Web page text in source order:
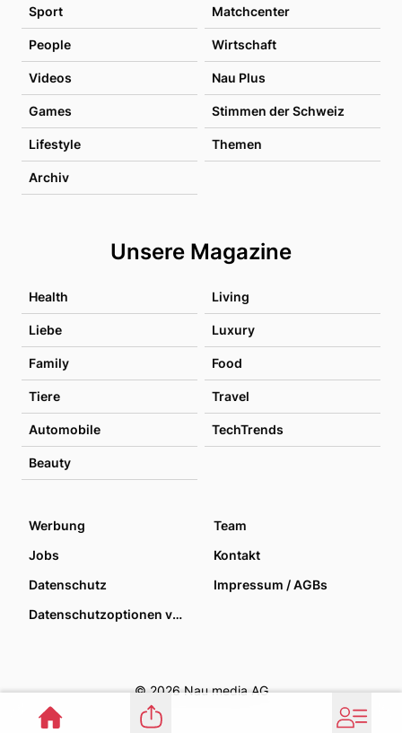
Sport Matchcenter
People Wirtschaft
Videos Nau Plus
Games Stimmen der Schweiz
Lifestyle Themen
Archiv
Unsere Magazine
Health Living
Liebe Luxury
Family Food
Tiere Travel
Automobile TechTrends
Beauty
Werbung
Team
Jobs
Kontakt
Datenschutz
Impressum / AGBs
Datenschutzoptionen verwalten
© 2026 Nau media AG